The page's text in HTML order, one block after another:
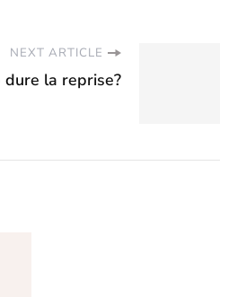
NEXT ARTICLE
dure la reprise?